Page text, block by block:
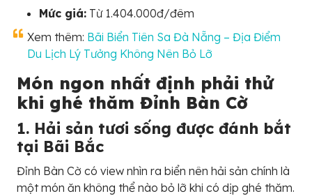
Mức giá: Từ 1.404.000đ/đêm
Xem thêm: Bãi Biển Tiên Sa Đà Nẵng – Địa Điểm
Du Lịch Lý Tưởng Không Nên Bỏ Lỡ
Món ngon nhất định phải thử
khi ghé thăm Đỉnh Bàn Cờ
1. Hải sản tươi sống được đánh bắt
tại Bãi Bắc
Đỉnh Bàn Cờ có view nhìn ra biển nên hải sản chính là
một món ăn không thể nào bỏ lỡ khi có dịp ghé thăm.